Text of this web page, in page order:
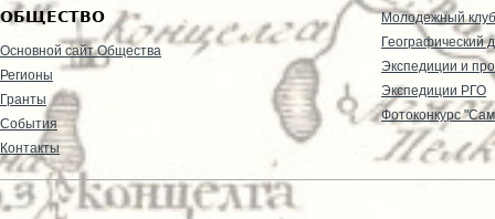
ОБЩЕСТВО
Основной сайт Общества
Регионы
Гранты
События
Контакты
Молодежный клуб
Географический
Экспедиции и
Экспедиции РГО
Фотоконкурс